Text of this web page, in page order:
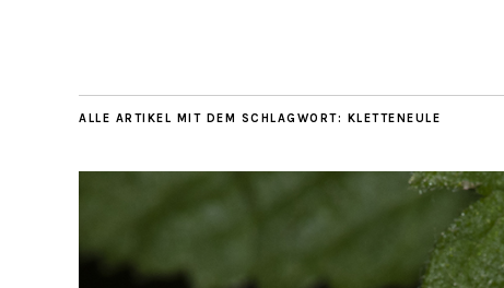
ALLE ARTIKEL MIT DEM SCHLAGWORT: KLETTENEULE